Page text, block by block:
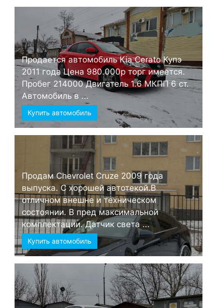
Продается автомобиль Kia Cerato Купэ
2011 года Цена 980.000р торг имеется.
Пробег 214000 Двигатель 1.6 МКПП 6 ст.
Автомобиль в ...
Купить автомобиль
Продам Chevrolet Cruze 2009 года
выпуска. С хорошей автотекой.В
отличном внешне и техническом
состоянии. В пред максимальной
комплектации. Датчик света ...
Купить автомобиль